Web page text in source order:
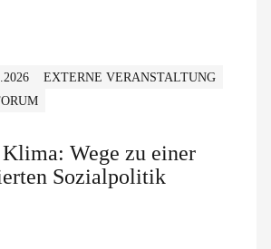
EXTERNE VERANSTALTUNG
Wege zu einer
Sozialpolitik